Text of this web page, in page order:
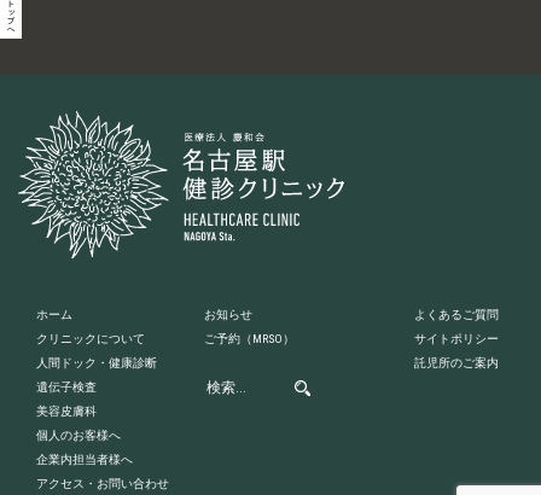
ホーム
クリニックについて
人間ドック・健康診断
遺伝子検査
美容皮膚科
個人のお客様へ
企業内担当者様へ
アクセス・お問い合わせ
お知らせ
ご予約 （MRSO）
よくあるご質問
サイトポリシー
託児所のご案内